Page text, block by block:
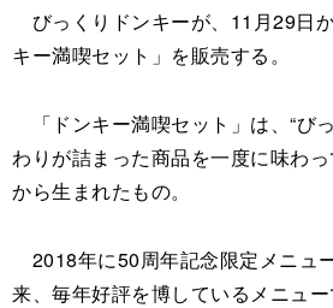
びっくりドンキーが、11月29日
キー満喫セット」を販売する。
「ドンキー満喫セット」は、“び
わりが詰まった商品を一度に味わ
から生まれたもの。
2018年に50周年記念限定メニュ
来、毎年好評を博しているメニュ